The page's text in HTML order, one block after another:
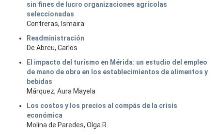
sin fines de lucro organizaciones agrícolas
seleccionadas
Contreras, Ismaira
Readministración
De Abreu, Carlos
El impacto del turismo en Mérida: un estudio del empleo
de mano de obra en los establecimientos de alimentos y
bebidas
Márquez, Aura Mayela
Los costos y los precios al compás de la crisis
económica
Molina de Paredes, Olga R.